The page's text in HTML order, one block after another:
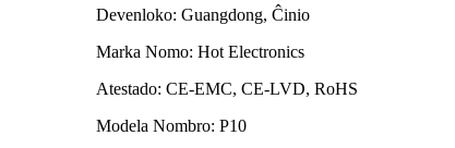
Devenloko: Guangdong, Ĉinio
Marka Nomo: Hot Electronics
Atestado: CE-EMC, CE-LVD, RoHS
Modela Nombro: P10